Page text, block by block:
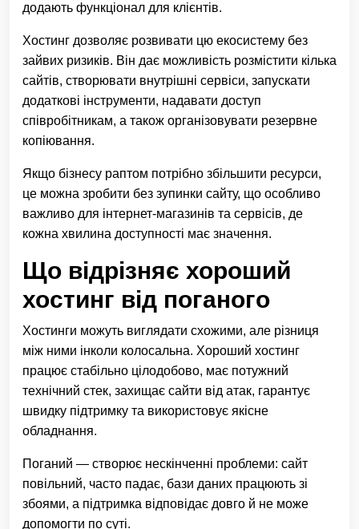
додають функціонал для клієнтів.
Хостинг дозволяє розвивати цю екосистему без
зайвих ризиків. Він дає можливість розмістити кілька
сайтів, створювати внутрішні сервіси, запускати
додаткові інструменти, надавати доступ
співробітникам, а також організовувати резервне
копіювання.
Якщо бізнесу раптом потрібно збільшити ресурси,
це можна зробити без зупинки сайту, що особливо
важливо для інтернет-магазинів та сервісів, де
кожна хвилина доступності має значення.
Що відрізняє хороший
хостинг від поганого
Хостинги можуть виглядати схожими, але різниця
між ними інколи колосальна. Хороший хостинг
працює стабільно цілодобово, має потужний
технічний стек, захищає сайти від атак, гарантує
швидку підтримку та використовує якісне
обладнання.
Поганий — створює нескінченні проблеми: сайт
повільний, часто падає, бази даних працюють зі
збоями, а підтримка відповідає довго й не може
допомогти по суті.